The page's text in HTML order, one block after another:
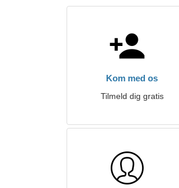
Kom med os
Tilmeld dig gratis